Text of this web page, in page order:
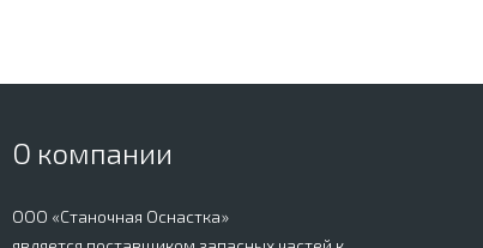
О компании
ООО «Станочная Оснастка»